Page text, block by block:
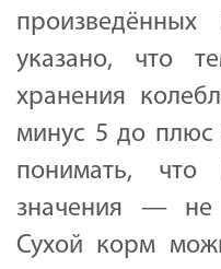
указано, что
хранения
минус 5 до плюс
понимать, что
значения — не
Сухой корм